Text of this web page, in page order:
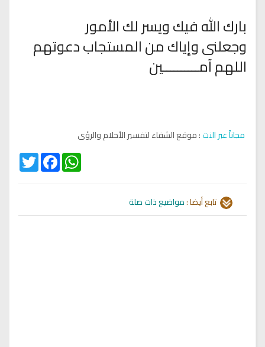
بارك الله فيك ويسر لك الأمور
وجعلنى وإياك من المستجاب دعوتهم
اللهم آمــــــــــين
مجاناً عبر النت: موقع الشفاء لتفسير الأحلام والرؤى
Twitter
FacebookWhatsApp
تابع أيضا :مواضيع ذات صلة